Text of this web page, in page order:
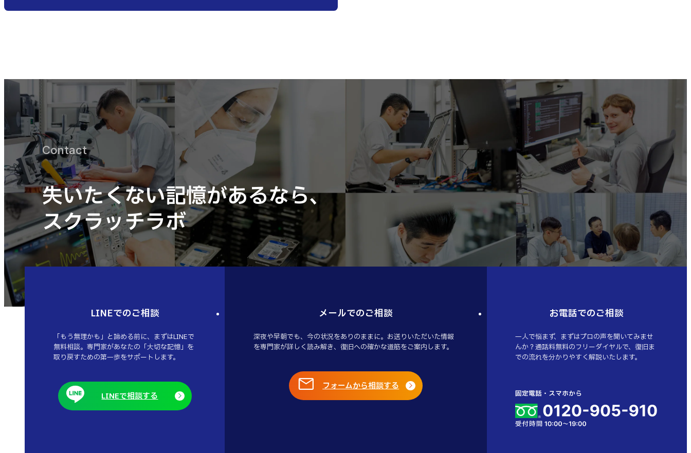
失いたくない記憶があるなら、
スクラッチラボ
Contact
LINEでのご相談
「もう無理かも」と諦める前に、まずはLINEで
無料相談。専門家があなたの「大切な記憶」を
取り戻すための第一歩をサポートします。
LINEで相談する
メールでのご相談
深夜や早朝でも、今の状況をありのままに。お送りいただいた情報
を専門家が詳しく読み解き、復旧への確かな道筋をご案内します。
フォームから相談する
お電話でのご相談
一人で悩まず、まずはプロの声を聞いてみませ
んか？通話料無料のフリーダイヤルで、復旧ま
での流れを分かりやすく解説いたします。